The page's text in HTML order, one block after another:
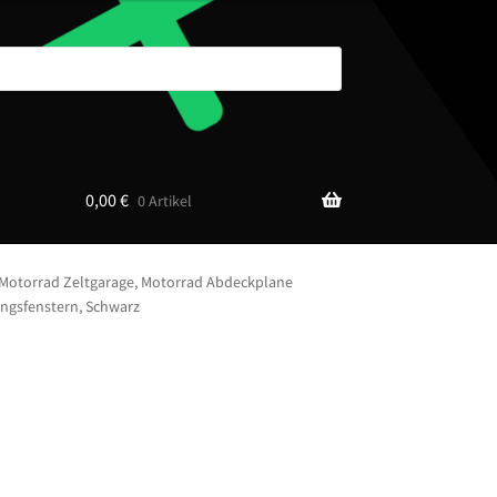
0,00€ 0 Artikel
Motorrad Zeltgarage, Motorrad Abdeckplane
Schwarz